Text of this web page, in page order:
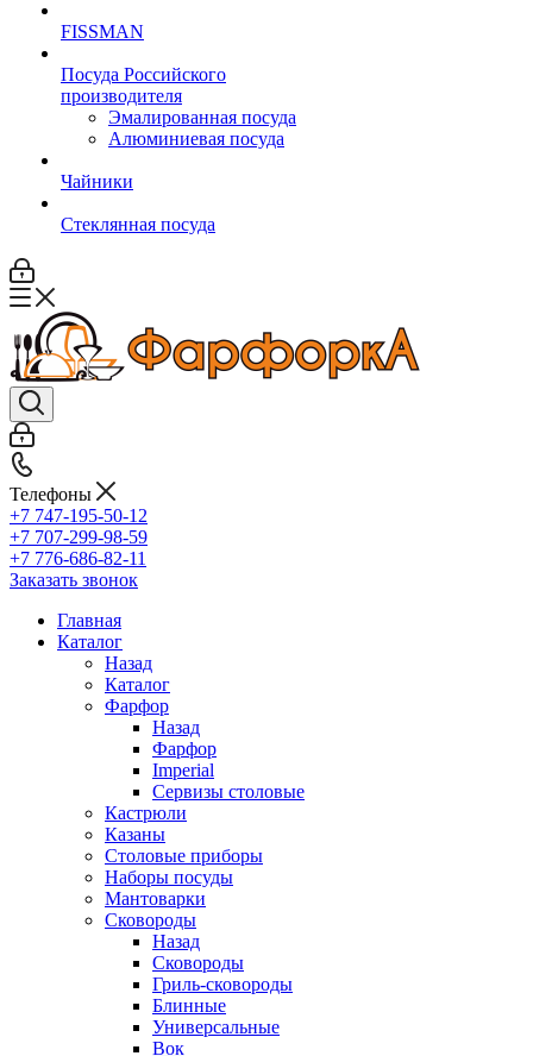
FISSMAN
Посуда Российского
производителя
Эмалированная посуда
Алюминиевая посуда
Чайники
Стеклянная посуда
Телефоны
+7 747-195-50-12
+7 707-299-98-59
+7 776-686-82-11
Заказать звонок
Главная
Каталог
Назад
Каталог
Фарфор
Назад
Фарфор
Imperial
Сервизы столовые
Кастрюли
Казаны
Столовые приборы
Наборы посуды
Мантоварки
Сковороды
Назад
Сковороды
Гриль-сковороды
Блинные
Универсальные
Вок